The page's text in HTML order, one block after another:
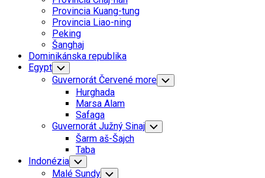
Menu
Provincia Kuang-tung
Provincia Liao-ning
Peking
Šanghaj
Dominikánska republika
Egypt Toggle
Child
Menu
Guvernorát Červené more Toggle
Child
Hurghada
Marsa Alam
Safaga
Guvernorát Južný Sinaj Toggle
Child
Šarm aš-Šajch
Taba
Indonézia Toggle
Child
Malé Sundy Toggle